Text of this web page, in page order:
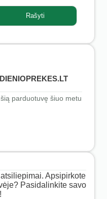
Rašyti
parduotuvę šiuo metu
Apsipirkote
Pasidalinkite savo